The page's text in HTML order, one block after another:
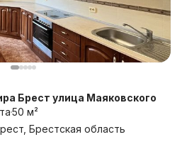
Брест улица Маяковского
50 м²
Брестская область